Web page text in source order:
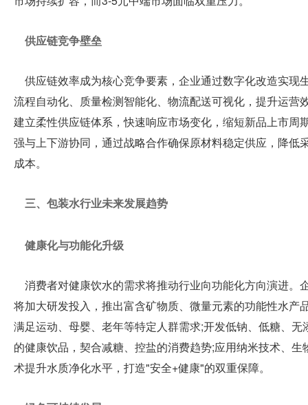
供应链竞争壁垒
供应链效率成为核心竞争要素，企业通过数字化改造实现
流程自动化、质量检测智能化、物流配送可视化，提升运营
建立柔性供应链体系，快速响应市场变化，缩短新品上市周
强与上下游协同，通过战略合作确保原材料稳定供应，降低
成本。
三、包装水行业未来发展趋势
健康化与功能化升级
消费者对健康饮水的需求将推动行业向功能化方向演进。
将加大研发投入，推出富含矿物质、微量元素的功能性水产
满足运动、母婴、老年等特定人群需求;开发低钠、低糖、无
的健康饮品，契合减糖、控盐的消费趋势;应用纳米技术、生
术提升水质净化水平，打造"安全+健康"的双重保障。